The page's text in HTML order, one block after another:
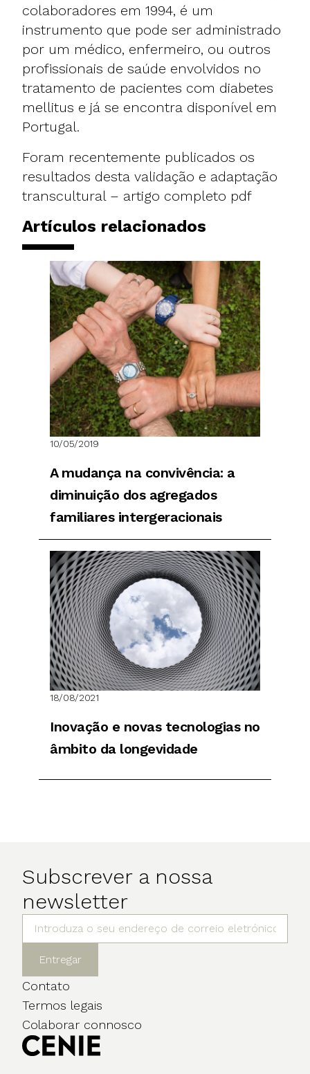
colaboradores em 1994, é um
instrumento que pode ser administrado
por um médico, enfermeiro, ou outros
profissionais de saúde envolvidos no
tratamento de pacientes com diabetes
mellitus e já se encontra disponível em
Portugal.
Foram recentemente publicados os
resultados desta validação e adaptação
transcultural – artigo completo pdf
Artículos relacionados
10/05/2019
A mudança na convivência: a
diminuição dos agregados
familiares intergeracionais
18/08/2021
Inovação e novas tecnologias no
âmbito da longevidade
Subscrever a nossa
newsletter
Entregar
Contato
Termos legais
Colaborar connosco